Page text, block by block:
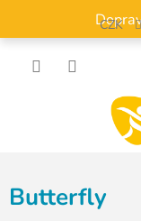
obsah
CZK
Butterfly